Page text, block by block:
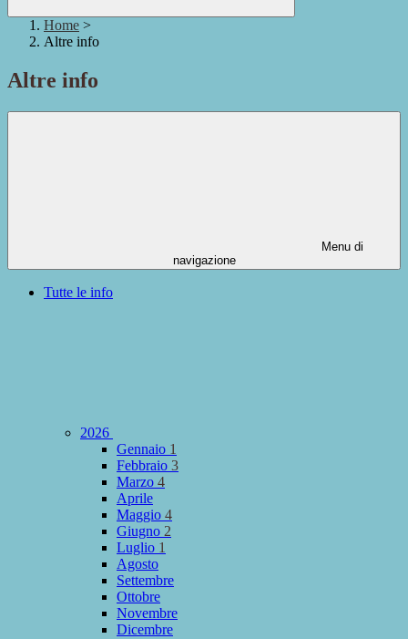
Home >
Altre info
Altre info
Menu di
navigazione
Tutte le info
2026
Gennaio 1
Febbraio 3
Marzo 4
Aprile
Maggio 4
Giugno 2
Luglio 1
Agosto
Settembre
Ottobre
Novembre
Dicembre